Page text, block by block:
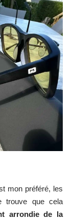
mon préféré, les
trouve que cela
arrondie de la